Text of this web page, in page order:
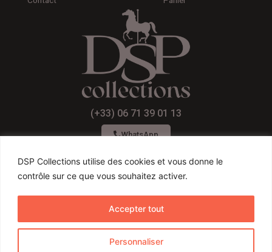
DSP Collections utilise des cookies et vous donne le
contrôle sur ce que vous souhaitez activer.
Personnaliser
Accepter tout
(+33) 06 71 39 01 13
WhatsApp
a
c
e
n
s
t
o
u
t
Conditions d’utilisateurs